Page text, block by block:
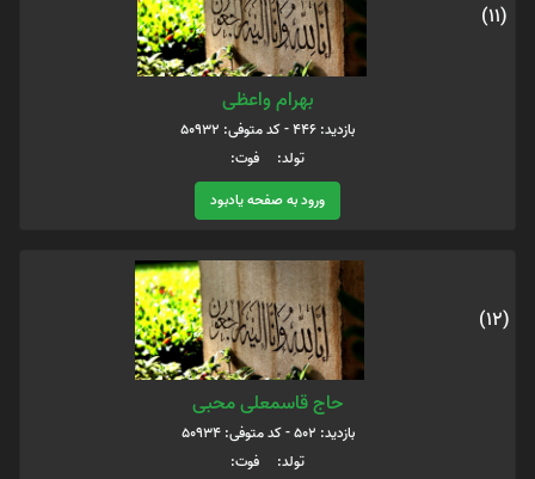
(11)
بهرام واعظی
بازدید: 446 - کد متوفی: 50932
تولد: فوت:
ورود به صفحه یادبود
(12)
حاج قاسمعلی محبی
بازدید: 502 - کد متوفی: 50934
تولد: فوت: